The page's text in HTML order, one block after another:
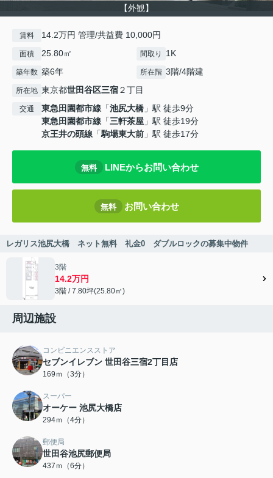
【外観】
賃料 14.2万円 管理/共益費 10,000円
面積 25.80㎡ 間取り 1K
築年数 築6年 所在階 3階/4階建
所在地 東京都世田谷区三宿２丁目
交通 東急田園都市線 「池尻大橋 」駅 徒歩9分
東急田園都市線 「三軒茶屋 」駅 徒歩19分
京王井の頭線 「駒場東大前 」駅 徒歩17分
無料 LINEからお問い合わせ
無料 お問い合わせ
レガリス池尻大橋 ネット無料 礼金0 ダブルロックの募集中物件
3階
14.2万円
3階 / 7.80坪(25.80㎡)
周辺施設
コンビニエンスストア
セブンイレブン 世田谷三宿2丁目店
169ｍ（3分）
スーパー
オーケー 池尻大橋店
294ｍ（4分）
郵便局
世田谷池尻郵便局
437ｍ（6分）